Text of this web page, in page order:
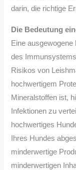
darin, die richtige
Die Bedeutung
Eine
des
Risikos von
hochwertigem
Mineralstoffen ist,
Infektionen zu
hochwertiges
Ihres Hundes
minderwertige
minderwertigen